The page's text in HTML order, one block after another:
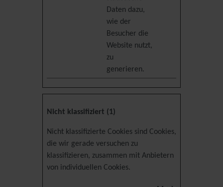
Daten dazu,
wie der
Besucher die
Website nutzt,
zu
generieren.
Nicht klassifiziert (1)
Nicht klassifizierte Cookies sind Cookies,
die wir gerade versuchen zu
klassifizieren, zusammen mit Anbietern
von individuellen Cookies.